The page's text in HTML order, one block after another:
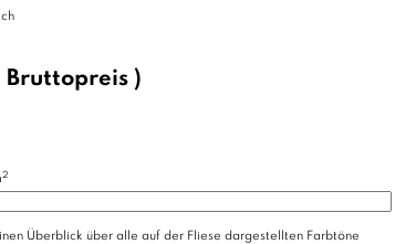
(1 Bewertungen)
Bruttopreis )
2
Überblick über alle auf der Fliese dargestellten Farbtöne